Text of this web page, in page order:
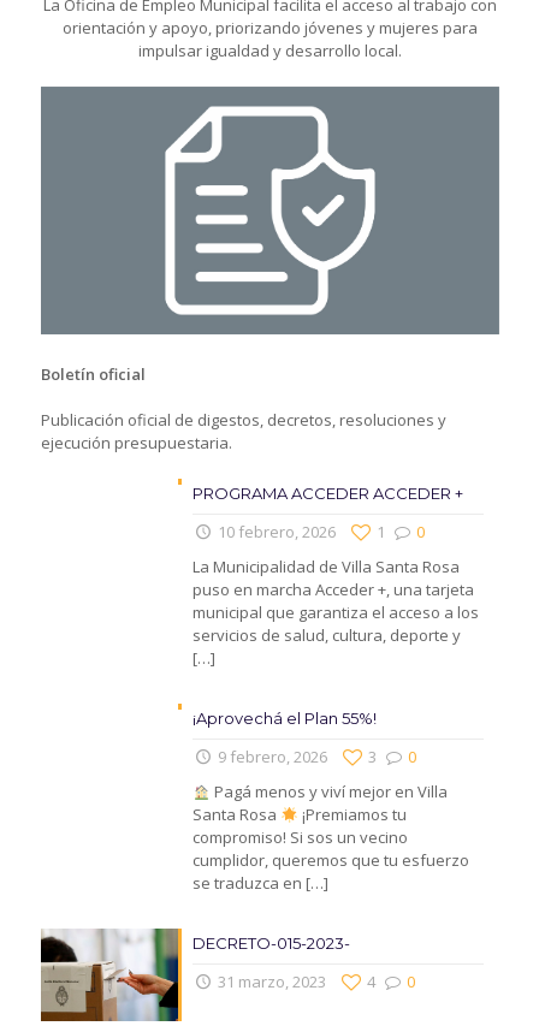
orientación y apoyo, priorizando jóvenes y mujeres para
impulsar igualdad y desarrollo local.
Boletín oficial
Publicación oficial de digestos, decretos, resoluciones y
ejecución presupuestaria.
PROGRAMA ACCEDER ACCEDER +
10 febrero, 2026 0
1
La Municipalidad de Villa Santa Rosa
puso en marcha Acceder +, una tarjeta
municipal que garantiza el acceso a los
servicios de salud, cultura, deporte y
[…]
¡Aprovechá el Plan 55%!
9 febrero, 2026 0
3
Pagá menos y viví mejor en Villa
Santa Rosa
¡Premiamos tu
compromiso! Si sos un vecino
cumplidor, queremos que tu esfuerzo
se traduzca en […]
DECRETO-015-2023-
31 marzo, 2023 0
4